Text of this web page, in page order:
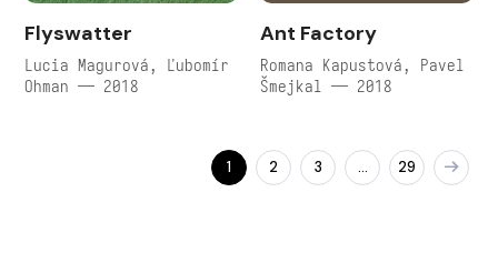
Flyswatter
Lucia Magurová, Ľubomír
Ohman — 2018
Ant Factory
Romana Kapustová, Pavel
Šmejkal — 2018
1 2 3 … 29